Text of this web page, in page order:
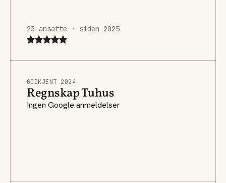
23 ansatte · siden 2025
GODKJENT 2024
Regnskap Tuhus
Ingen Google anmeldelser